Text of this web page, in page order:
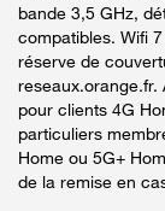
bande 3,5 GHz,
compatibles. Wifi
réserve de
reseaux.orange.fr.
pour clients 4G
particuliers
Home ou 5G+
de la remise en